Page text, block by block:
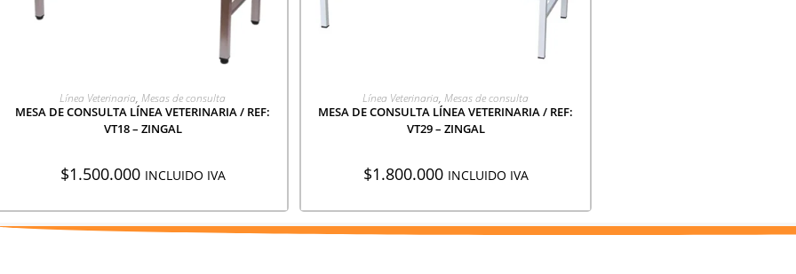
AGREGAR A COTIZACIÓN
Línea Veterinaria, Mesas de consulta
MESA DE CONSULTA LÍNEA VETERINARIA / REF:
VT18 – ZINGAL
$1.500.000 INCLUIDO IVA
AGREGAR A COTIZACIÓN
Línea Veterinaria, Mesas de consulta
MESA DE CONSULTA LÍNEA VETERINARIA / REF:
VT29 – ZINGAL
$1.800.000 INCLUIDO IVA